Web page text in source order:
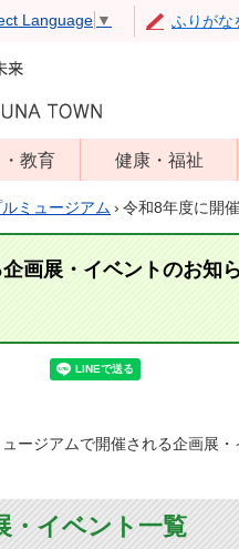
Language ▼ ふりがな
教育
育て情
援
和啓発
健康・福祉
児童福祉
高齢者福祉
介護保険
保健・医療
健康増進
食育
ミュージアム › 令和8年度に開
画展・イベントのお知
ージアムで開催される企画展
イベント一覧